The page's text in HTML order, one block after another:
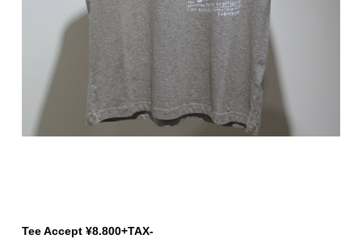
Tee Accept ¥8.800+TAX-